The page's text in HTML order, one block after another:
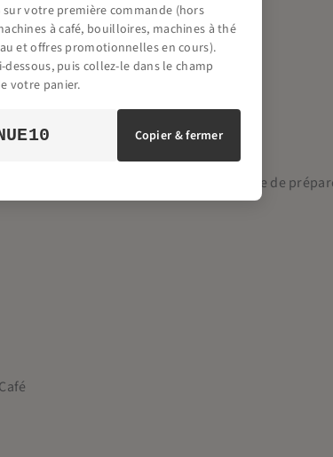
également disponible pour vous permettre de
sur votre première commande (hors
à café, bouilloires, machines à thé
et offres promotionnelles en cours).
dessous, puis collez-le dans le champ
votre panier.
Copier & fermer